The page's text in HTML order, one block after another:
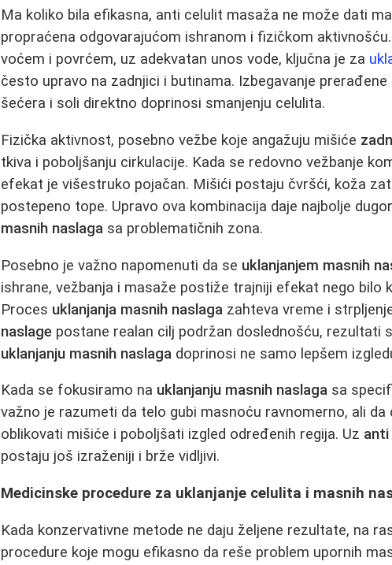
Ma koliko bila efikasna, anti celulit masaža ne može dati
propraćena odgovarajućom ishranom i fizičkom
voćem i povrćem, uz adekvatan unos vode, ključna je za
često upravo na zadnjici i butinama. Izbegavanje
šećera i soli direktno doprinosi smanjenju celulita.
Fizička aktivnost, posebno vežbe koje angažuju mišiće
tkiva i poboljšanju cirkulacije. Kada se redovno vežbanje
efekat je višestruko pojačan. Mišići postaju čvršći, koža
postepeno tope. Upravo ova kombinacija daje najbolje
masnih naslaga sa problematičnih zona.
Posebno je važno napomenuti da se uklanjanjem masnih
ishrane, vežbanja i masaže postiže trajniji efekat nego bilo
Proces uklanjanja masnih naslaga zahteva vreme i
naslage postane realan cilj podržan doslednošću, rezultati
uklanjanju masnih naslaga doprinosi ne samo lepšem
Kada se fokusiramo na uklanjanju masnih naslaga sa
važno je razumeti da telo gubi masnoću ravnomerno, ali
oblikovati mišiće i poboljšati izgled određenih regija. Uz
postaju još izraženiji i brže vidljivi.
Medicinske procedure za uklanjanje celulita i masnih
Kada konzervativne metode ne daju željene rezultate, na
procedure koje mogu efikasno da reše problem upornih